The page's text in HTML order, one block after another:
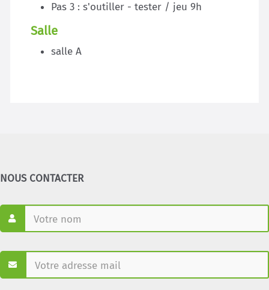
Pas 3 : s'outiller - tester / jeu 9h
Salle
salle A
NOUS CONTACTER